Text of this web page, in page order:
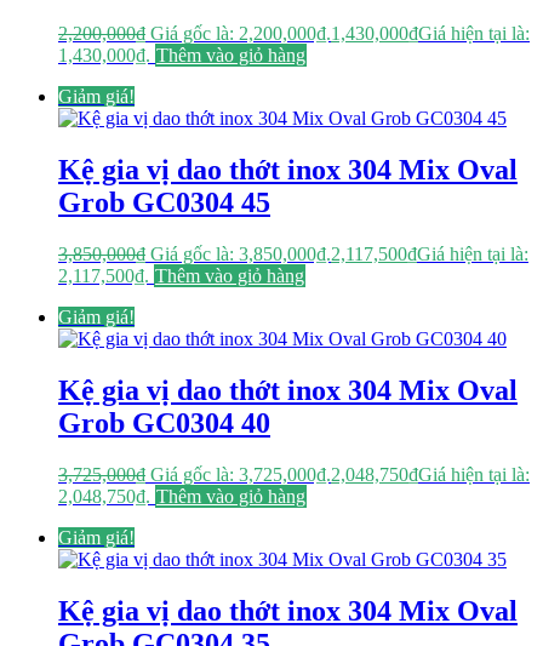
2,200,000₫ Giá gốc là: 2,200,000₫.1,430,000₫Giá hiện tại là:
1,430,000₫. Thêm vào giỏ hàng
Giảm giá!
Kệ gia vị dao thớt inox 304 Mix Oval
Grob GC0304 45
3,850,000₫ Giá gốc là: 3,850,000₫.2,117,500₫Giá hiện tại là:
2,117,500₫. Thêm vào giỏ hàng
Giảm giá!
Kệ gia vị dao thớt inox 304 Mix Oval
Grob GC0304 40
3,725,000₫ Giá gốc là: 3,725,000₫.2,048,750₫Giá hiện tại là:
2,048,750₫. Thêm vào giỏ hàng
Giảm giá!
Kệ gia vị dao thớt inox 304 Mix Oval